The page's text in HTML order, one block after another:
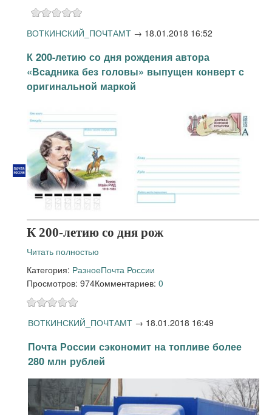
ВОТКИНСКИЙ_ПОЧТАМТ → 18.01.2018 16:52
К 200-летию со дня рождения автора
«Всадника без головы» выпущен конверт с
оригинальной маркой
К 200-летию со дня рож
Читать полностью
Категория: РазноеПочта России
Просмотров: 974Комментариев: 0
ВОТКИНСКИЙ_ПОЧТАМТ → 18.01.2018 16:49
Почта России сэкономит на топливе более
280 млн рублей